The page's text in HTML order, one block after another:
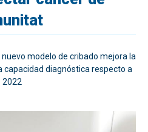
modelo de cribado mejora la
capacidad diagnóstica respecto a
2022